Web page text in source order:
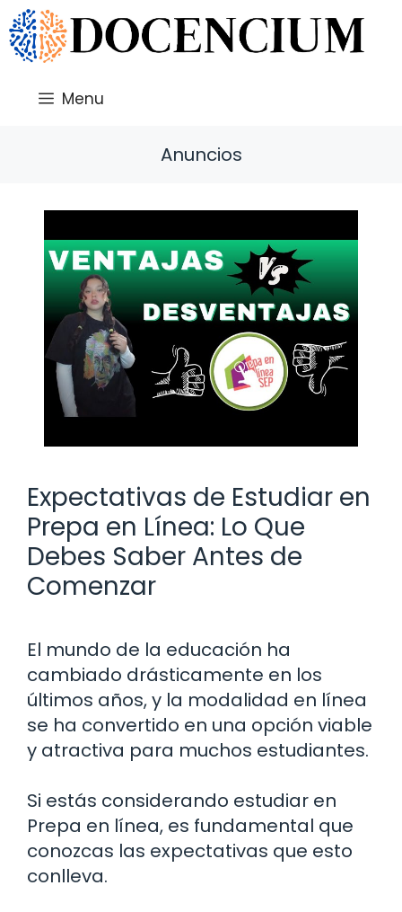
Saltar
al
contenido
Menu
Anuncios
Expectativas de Estudiar en
Prepa en Línea: Lo Que
Debes Saber Antes de
Comenzar
El mundo de la educación ha
cambiado drásticamente en los
últimos años, y la modalidad en línea
se ha convertido en una opción viable
y atractiva para muchos estudiantes.
Si estás considerando estudiar en
Prepa en línea, es fundamental que
conozcas las expectativas que esto
conlleva.